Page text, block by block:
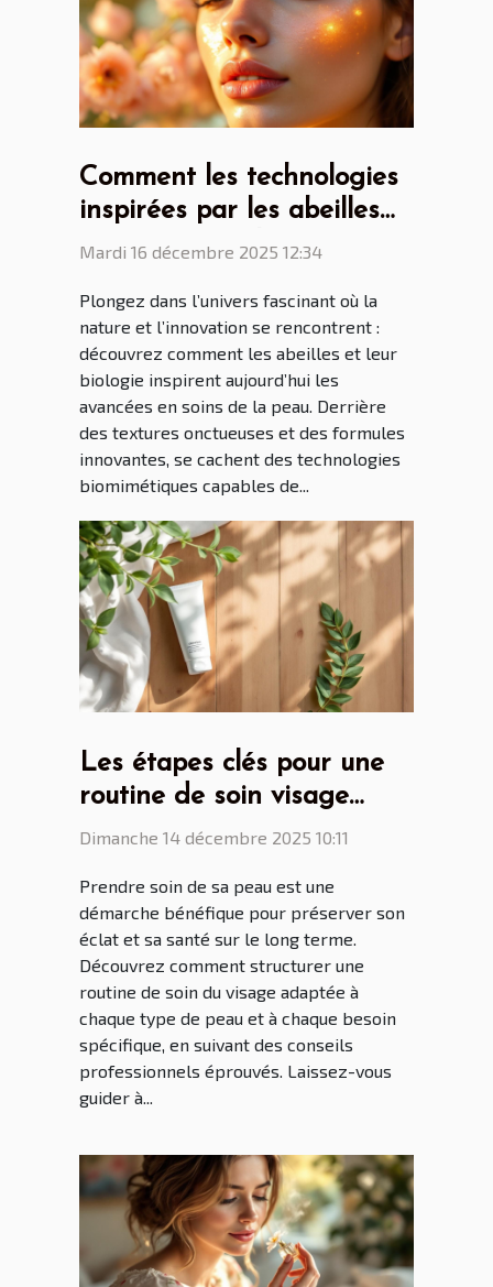
Comment les technologies
inspirées par les abeilles
peuvent revitaliser votre
Mardi 16 décembre 2025 12:34
Plongez dans l’univers fascinant où la
nature et l’innovation se rencontrent :
découvrez comment les abeilles et leur
biologie inspirent aujourd’hui les
avancées en soins de la peau. Derrière
des textures onctueuses et des formules
innovantes, se cachent des technologies
biomimétiques capables de...
Les étapes clés pour une
routine de soin visage
efficace
Dimanche 14 décembre 2025 10:11
Prendre soin de sa peau est une
démarche bénéfique pour préserver son
éclat et sa santé sur le long terme.
Découvrez comment structurer une
routine de soin du visage adaptée à
chaque type de peau et à chaque besoin
spécifique, en suivant des conseils
professionnels éprouvés. Laissez-vous
guider à...